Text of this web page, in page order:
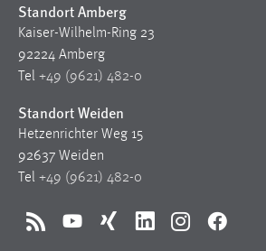
Standort Amberg
Kaiser-Wilhelm-Ring 23
92224 Amberg
Tel +49 (9621) 482-0
Standort Weiden
Hetzenrichter Weg 15
92637 Weiden
Tel +49 (9621) 482-0
RSS YouTubeXing LinkedInInstagramFacebook